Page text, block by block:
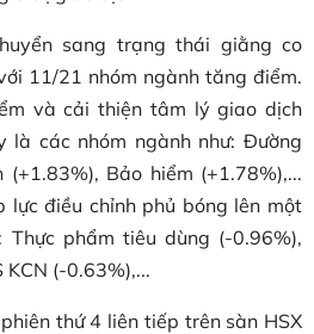
sang trạng thái giằng co
11/21 nhóm ngành tăng điểm.
và cải thiện tâm lý giao dịch
là các nhóm ngành như: Đường
(+1.83%), Bảo hiểm (+1.78%),...
lực điều chỉnh phủ bóng lên một
Thực phẩm tiêu dùng (-0.96%),
(-0.63%),...
thứ 4 liên tiếp trên sàn HSX